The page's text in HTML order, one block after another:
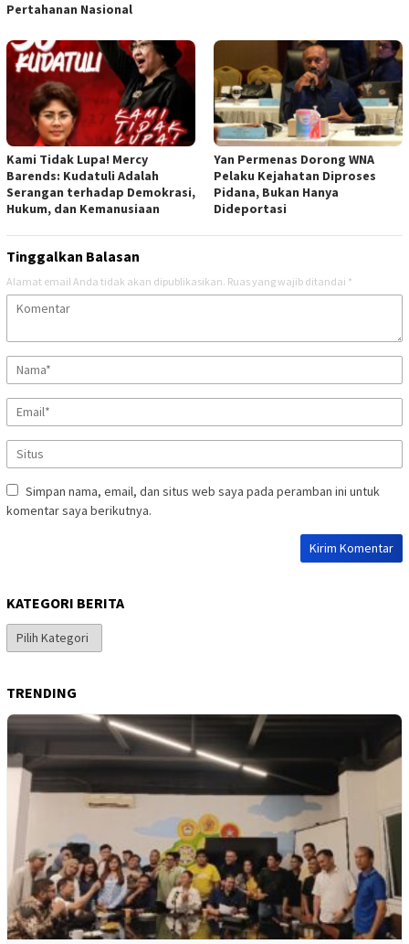
Pertahanan Nasional
Kami Tidak Lupa! Mercy
Barends: Kudatuli Adalah
Serangan terhadap Demokrasi,
Hukum, dan Kemanusiaan
Yan Permenas Dorong WNA
Pelaku Kejahatan Diproses
Pidana, Bukan Hanya
Dideportasi
Tinggalkan Balasan
Alamat email Anda tidak akan dipublikasikan. Ruas yang wajib ditandai *
Simpan nama, email, dan situs web saya pada peramban ini untuk
komentar saya berikutnya.
KATEGORI BERITA
Kategori
Berita
TRENDING